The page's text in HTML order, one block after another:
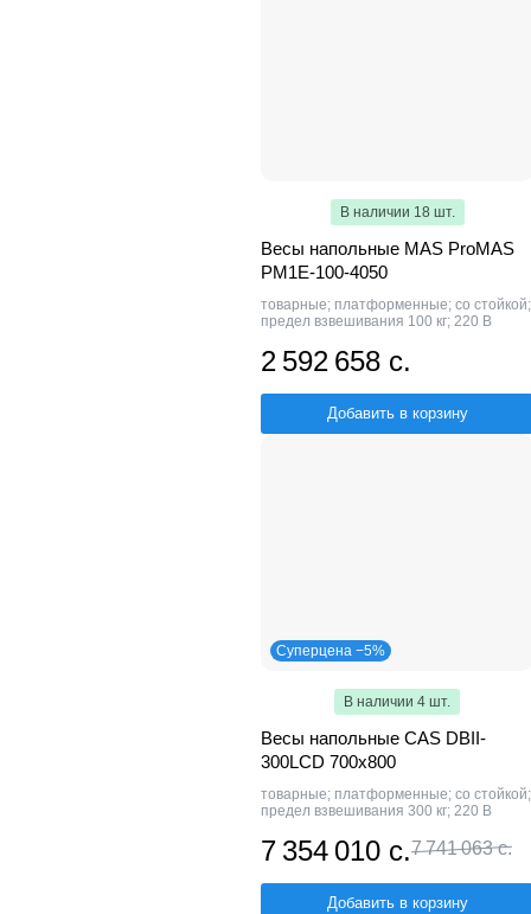
В наличии 18 шт.
Весы напольные MAS ProMAS
PM1E-100-4050
товарные; платформенные; со стойкой;
предел взвешивания 100 кг; 220 В
2 592 658 с.
Добавить в корзину
Суперцена −5%
В наличии 4 шт.
Весы напольные CAS DBII-
300LCD 700x800
товарные; платформенные; со стойкой;
предел взвешивания 300 кг; 220 В
7 354 010 с.7 741 063 с.
Добавить в корзину